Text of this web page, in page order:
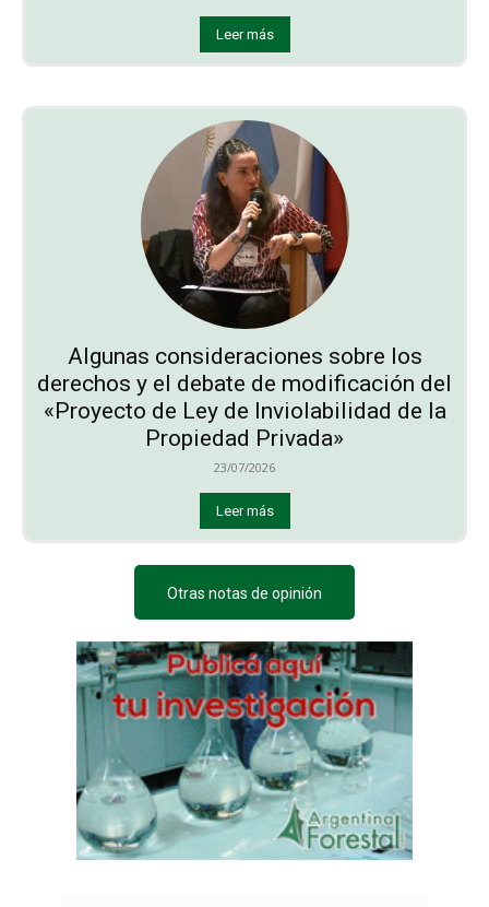
Leer más
Algunas consideraciones sobre los
derechos y el debate de modificación del
«Proyecto de Ley de Inviolabilidad de la
Propiedad Privada»
23/07/2026
Leer más
Otras notas de opinión